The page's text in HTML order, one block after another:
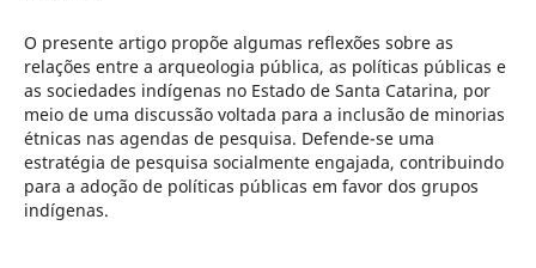
O presente artigo propõe algumas reflexões sobre as
relações entre a arqueologia pública, as políticas públicas e
as sociedades indígenas no Estado de Santa Catarina, por
meio de uma discussão voltada para a inclusão de minorias
étnicas nas agendas de pesquisa. Defende-se uma
estratégia de pesquisa socialmente engajada, contribuindo
para a adoção de políticas públicas em favor dos grupos
indígenas.